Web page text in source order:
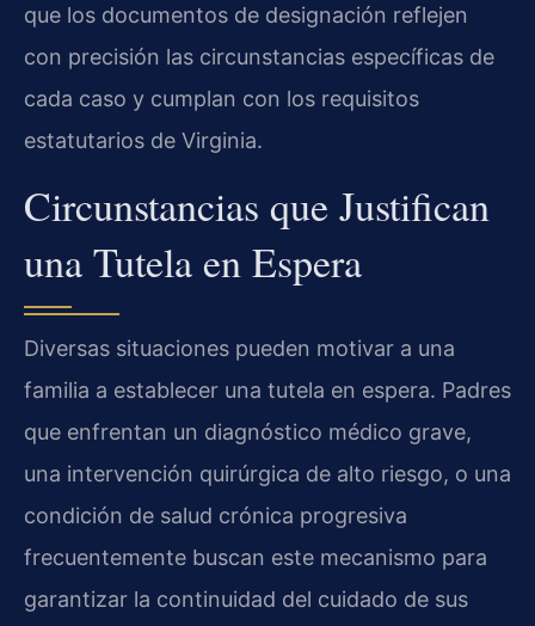
que los documentos de designación reflejen
con precisión las circunstancias específicas de
cada caso y cumplan con los requisitos
estatutarios de Virginia.
Circunstancias que Justifican
una Tutela en Espera
Diversas situaciones pueden motivar a una
familia a establecer una tutela en espera. Padres
que enfrentan un diagnóstico médico grave,
una intervención quirúrgica de alto riesgo, o una
condición de salud crónica progresiva
frecuentemente buscan este mecanismo para
garantizar la continuidad del cuidado de sus